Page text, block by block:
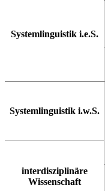
Systemlinguistik i.e.S.
Systemlinguistik i.w.S.
interdisziplinäre
Wissenschaft